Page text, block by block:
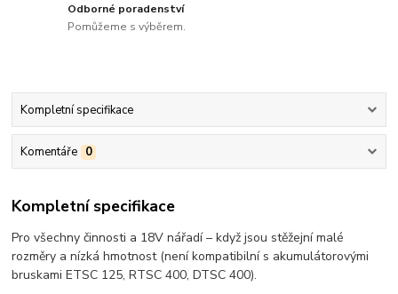
Odborné poradenství
Pomůžeme s výběrem.
Kompletní specifikace
Komentáře 0
Kompletní specifikace
Pro všechny činnosti a 18V nářadí – když jsou stěžejní malé
rozměry a nízká hmotnost (není kompatibilní s akumulátorovými
bruskami ETSC 125, RTSC 400, DTSC 400).